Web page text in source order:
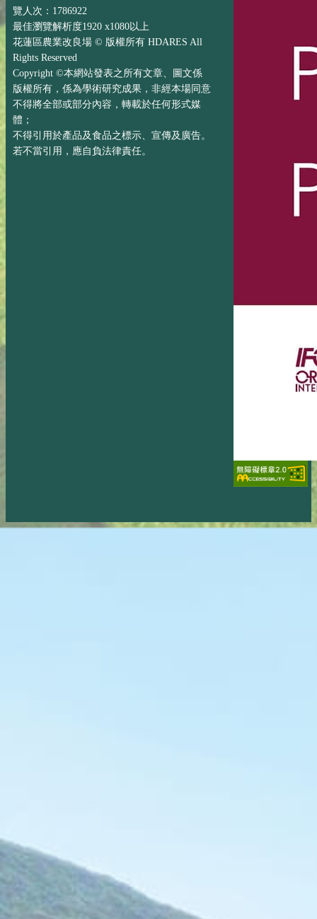
覽人次：1786922
最佳瀏覽解析度1920 x1080以上
花蓮區農業改良場 © 版權所有 HDARES All
Rights Reserved
Copyright ©本網站發表之所有文章、圖文係
版權所有，係為學術研究成果，非經本場同意
不得將全部或部分內容，轉載於任何形式媒
體；
不得引用於產品及食品之標示、宣傳及廣告。
若不當引用，應自負法律責任。